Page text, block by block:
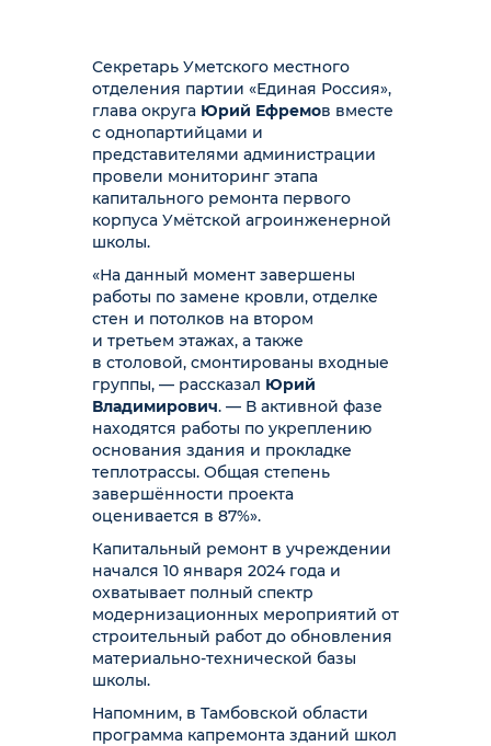
Секретарь Уметского местного
отделения партии «Единая Россия»,
глава округа Юрий Ефремов вместе
с однопартийцами и
представителями администрации
провели мониторинг этапа
капитального ремонта первого
корпуса Умётской агроинженерной
школы.
«На данный момент завершены
работы по замене кровли, отделке
стен и потолков на втором
и третьем этажах, а также
в столовой, смонтированы входные
группы, — рассказал Юрий
Владимирович. — В активной фазе
находятся работы по укреплению
основания здания и прокладке
теплотрассы. Общая степень
завершённости проекта
оценивается в 87%».
Капитальный ремонт в учреждении
начался 10 января 2024 года и
охватывает полный спектр
модернизационных мероприятий от
строительный работ до обновления
материально-технической базы
школы.
Напомним, в Тамбовской области
программа капремонта зданий школ